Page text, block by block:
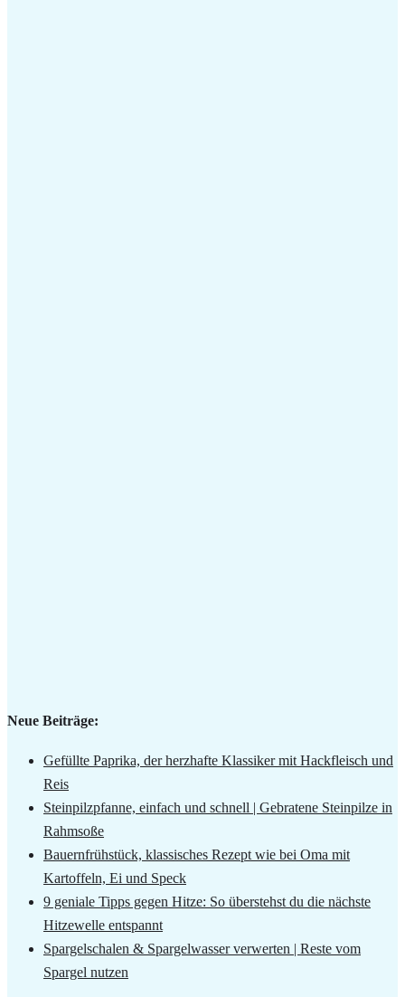
Neue Beiträge:
Gefüllte Paprika, der herzhafte Klassiker mit Hackfleisch und
Reis
Steinpilzpfanne, einfach und schnell | Gebratene Steinpilze in
Rahmsoße
Bauernfrühstück, klassisches Rezept wie bei Oma mit
Kartoffeln, Ei und Speck
9 geniale Tipps gegen Hitze: So überstehst du die nächste
Hitzewelle entspannt
Spargelschalen & Spargelwasser verwerten | Reste vom
Spargel nutzen